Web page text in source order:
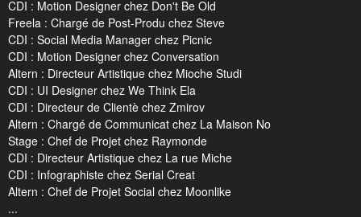
CDI : Motion Designer chez Don't Be Old
Freela : Chargé de Post-Produ chez Steve
CDI : Social Media Manager chez Picnic
CDI : Motion Designer chez Conversation
Altern : Directeur Artistique chez Mioche Studi
CDI : UI Designer chez We Think Ela
CDI : Directeur de Clientè chez Zmirov
Altern : Chargé de Communicat chez La Maison No
Stage : Chef de Projet chez Raymonde
CDI : Directeur Artistique chez La rue Miche
CDI : Infographiste chez Serial Creat
Altern : Chef de Projet Social chez Moonlike
...